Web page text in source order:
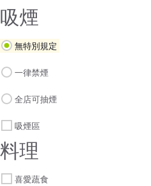
吸煙
無特別規定
一律禁煙
全店可抽煙
吸煙區
料理
喜愛蔬食